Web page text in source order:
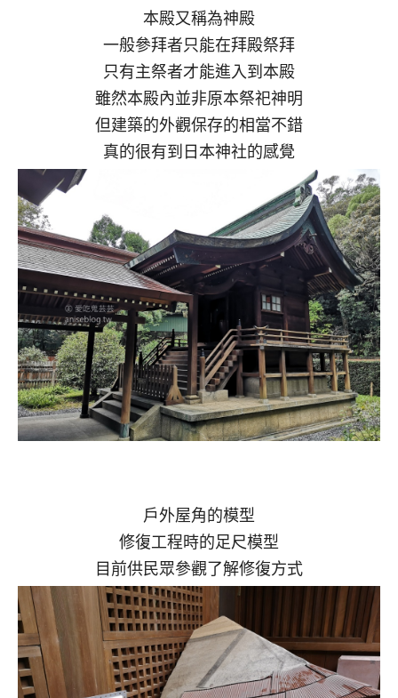
本殿又稱為神殿
一般參拜者只能在拜殿祭拜
只有主祭者才能進入到本殿
雖然本殿內並非原本祭祀神明
但建築的外觀保存的相當不錯
真的很有到日本神社的感覺
戶外屋角的模型
修復工程時的足尺模型
目前供民眾參觀了解修復方式